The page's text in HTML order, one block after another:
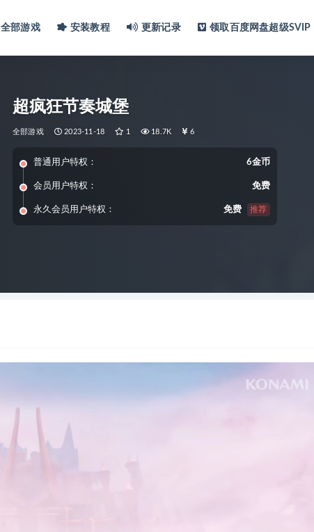
全部游戏 安装教程 更新记录 领取百度网盘超级SVIP
超疯狂节奏城堡
全部游戏 2023-11-18 1 18.7K 6
普通用户特权： 6金币
会员用户特权： 免费
永久会员用户特权： 免费 推荐